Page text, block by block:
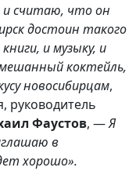
считаю, что он
достоин такого
и музыку, и
коктейль,
новосибирцам,
руководитель
Фаустов, —Я
в
хорошо».